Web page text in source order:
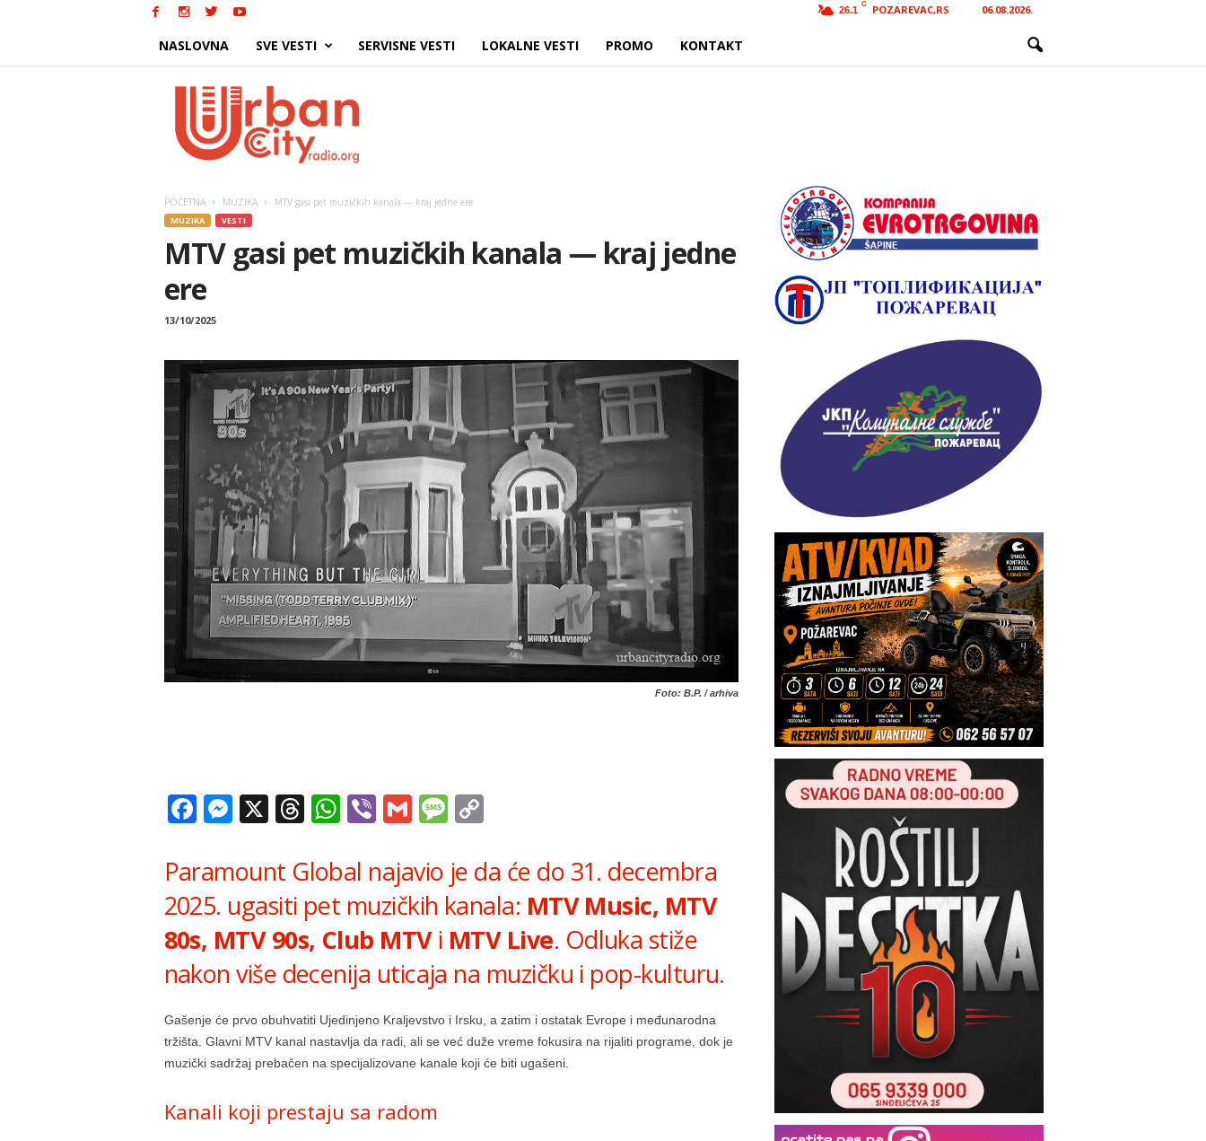
26.1
C POZAREVAC,RS 06.08.2026.
NASLOVNA SVE VESTI SERVISNE VESTI LOKALNE VESTI PROMO KONTAKT
POČETNA MUZIKA MTV gasi pet muzičkih kanala — kraj jedne ere
MUZIKA VESTI
MTV gasi pet muzičkih kanala — kraj jedne
ere
13/10/2025
Foto: B.P. / arhiva
Facebook
Messenger
X Threads
WhatsApp
ViberGmailMessage
Paramount Global najavio je da će do 31. decembra
2025. ugasiti pet muzičkih kanala: MTV Music, MTV
80s, MTV 90s, Club MTVi MTV Live. Odluka stiže
nakon više decenija uticaja na muzičku i pop-kulturu.
Gašenje će prvo obuhvatiti Ujedinjeno Kraljevstvo i Irsku, a zatim i ostatak Evrope i međunarodna
tržišta. Glavni MTV kanal nastavlja da radi, ali se već duže vreme fokusira na rijaliti programe, dok je
muzički sadržaj prebačen na specijalizovane kanale koji će biti ugašeni.
Kanali koji prestaju sa radom